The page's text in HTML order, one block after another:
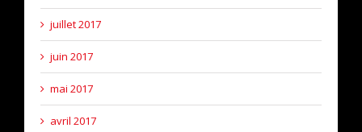
juillet 2017
juin 2017
mai 2017
avril 2017